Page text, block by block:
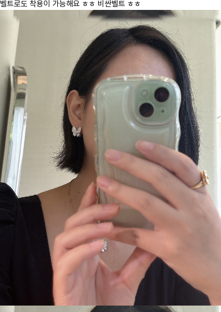
벨트로도 착용이 가능해요 ㅎㅎ 비싼벨트 ㅎㅎ